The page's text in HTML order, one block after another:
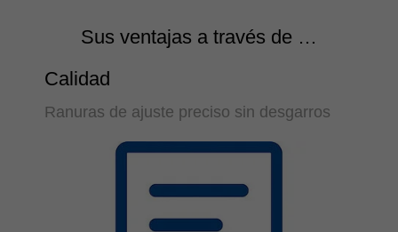
Sus ventajas a través de …
Calidad
Ranuras de ajuste preciso sin desgarros